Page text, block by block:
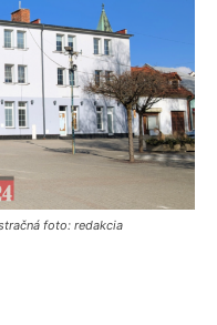
foto: redakcia